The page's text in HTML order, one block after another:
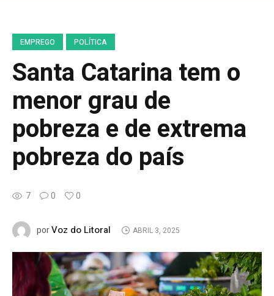
EMPREGO POLÍTICA
Santa Catarina tem o
menor grau de
pobreza e de extrema
pobreza do país
7 0 0
porVoz do Litoral ABRIL 3, 2025